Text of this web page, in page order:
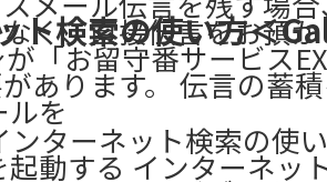
く、直接伝言をお預
「お留守番サービス
あります。 伝言の蓄
を
ト検索の使い方＜
ンターネット検索の使
起動する インターネッ